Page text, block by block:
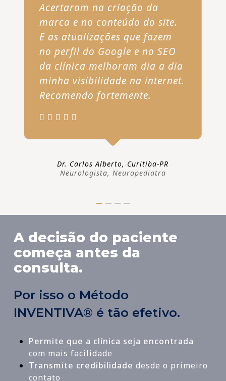
Acertaram na criação da
marca e no conteúdo do site.
E as atualizações que fazem
no perfil do Google e no SEO
da clínica melhoram dia a dia
minha visibilidade na internet.
Recomendo fortemente.
Dr. Carlos Alberto, Curitiba-PR
Neurologista, Neuropediatra
A decisão do paciente
começa antes da
consulta.
Por isso o Método
INVENTIVA® é tão efetivo.
Permite que a clínica seja encontrada
com mais facilidade
Transmite credibilidade desde o primeiro
contato